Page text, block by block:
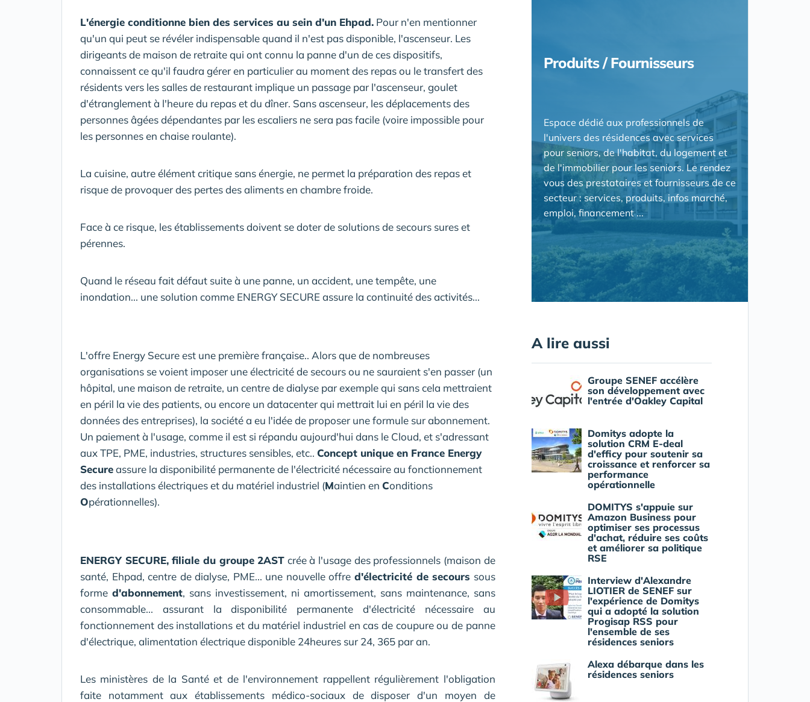
L'énergie conditionne bien des services au sein d'un Ehpad. Pour n'en mentionner
qu'un qui peut se révéler indispensable quand il n'est pas disponible, l'ascenseur. Les
dirigeants de maison de retraite qui ont connu la panne d'un de ces dispositifs,
connaissent ce qu'il faudra gérer en particulier au moment des repas ou le transfert des
résidents vers les salles de restaurant implique un passage par l'ascenseur, goulet
d'étranglement à l'heure du repas et du dîner. Sans ascenseur, les déplacements des
personnes âgées dépendantes par les escaliers ne sera pas facile (voire impossible pour
les personnes en chaise roulante).
La cuisine, autre élément critique sans énergie, ne permet la préparation des repas et
risque de provoquer des pertes des aliments en chambre froide.
Face à ce risque, les établissements doivent se doter de solutions de secours sures et
pérennes.
Quand le réseau fait défaut suite à une panne, un accident, une tempête, une
inondation... une solution comme ENERGY SECURE assure la continuité des activités...
L'offre Energy Secure est une première française.. Alors que de nombreuses
organisations se voient imposer une électricité de secours ou ne sauraient s'en passer (un
hôpital, une maison de retraite, un centre de dialyse par exemple qui sans cela mettraient
en péril la vie des patients, ou encore un datacenter qui mettrait lui en péril la vie des
données des entreprises), la société a eu l'idée de proposer une formule sur abonnement.
Un paiement à l'usage, comme il est si répandu aujourd'hui dans le Cloud, et s'adressant
aux TPE, PME, industries, structures sensibles, etc.. Concept unique en France Energy
Secureassure la disponibilité permanente de l'électricité nécessaire au fonctionnement
des installations électriques et du matériel industriel (Maintien en Conditions
Opérationnelles).
ENERGY SECURE, filiale du groupe 2AST crée à l'usage des professionnels (maison de
santé, Ehpad, centre de dialyse, PME... une nouvelle offre d'électricité de secours sous
forme d'abonnement, sans investissement, ni amortissement, sans maintenance, sans
consommable... assurant la disponibilité permanente d'électricité nécessaire au
fonctionnement des installations et du matériel industriel en cas de coupure ou de panne
d'électrique, alimentation électrique disponible 24heures sur 24, 365 par an.
Les ministères de la Santé et de l'environnement rappellent régulièrement l'obligation
faite notamment aux établissements médico-sociaux de disposer d'un moyen de
Produits / Fournisseurs
Espace dédié aux professionnels de
l'univers des résidences avec services
pour seniors, de l'habitat, du logement et
de l'immobilier pour les seniors. Le rendez
vous des prestataires et fournisseurs de ce
secteur : services, produits, infos marché,
emploi, financement ...
A lire aussi
Groupe SENEF accélère
son développement avec
l'entrée d'Oakley Capital
Domitys adopte la
solution CRM E-deal
d'efficy pour soutenir sa
croissance et renforcer sa
performance
opérationnelle
DOMITYS s'appuie sur
Amazon Business pour
optimiser ses processus
d'achat, réduire ses coûts
et améliorer sa politique
RSE
Interview d'Alexandre
LIOTIER de SENEF sur
l'expérience de Domitys
qui a adopté la solution
Progisap RSS pour
l'ensemble de ses
résidences seniors
Alexa débarque dans les
résidences seniors